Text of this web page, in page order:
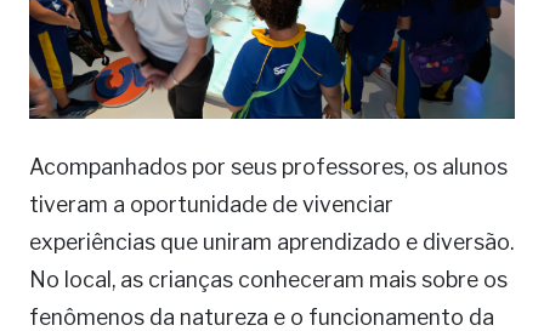
Acompanhados por seus professores, os alunos
tiveram a oportunidade de vivenciar
experiências que uniram aprendizado e diversão.
No local, as crianças conheceram mais sobre os
fenômenos da natureza e o funcionamento da